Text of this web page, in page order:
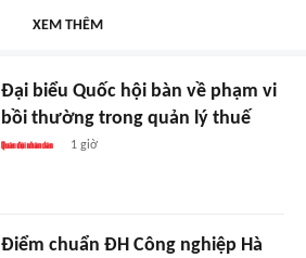
XEM THÊM
Đại biểu Quốc hội bàn về phạm vi
bồi thường trong quản lý thuế
1 giờ
Điểm chuẩn ĐH Công nghiệp Hà